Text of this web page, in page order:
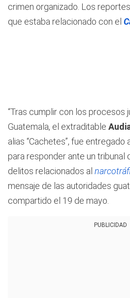
crimen organizado. Los
que estaba relacionado con el
“Tras cumplir con los procesos
Guatemala, el extraditable
alias “Cachetes”, fue entregado
para responder ante un tribunal
delitos relacionados al
mensaje de las autoridades
compartido el 19 de mayo.
PUBLICIDAD